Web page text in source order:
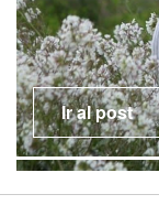
Ir al post